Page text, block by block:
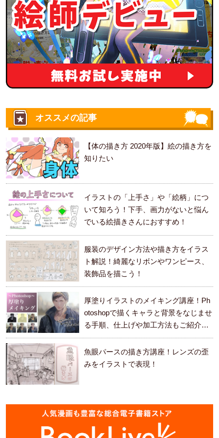
オススメの記事
【体の描き方 2020年版】絵の描き方を
知りたい
イラストの「上手さ」や「絵柄」につ
いて知ろう！下手、画力がないと悩ん
でいる絵描きさんにおすすめ！
服装のデザイン方法や描き方をイラス
ト解説！綺麗なリボンやワンピース、
装飾品を描こう！
厚塗りイラストのメイキング講座！Ph
otoshopで描くキャラと背景をなじませ
る手順、仕上げや加工方法もご紹介し
ます。
魚眼パースの描き方講座！レンズの歪
みをイラストで表現！